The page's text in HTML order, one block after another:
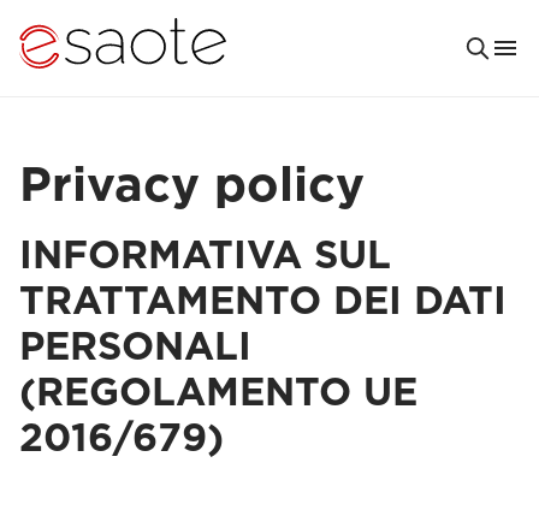
Privacy policy
INFORMATIVA SUL
TRATTAMENTO DEI DATI
PERSONALI
(REGOLAMENTO UE
2016/679)